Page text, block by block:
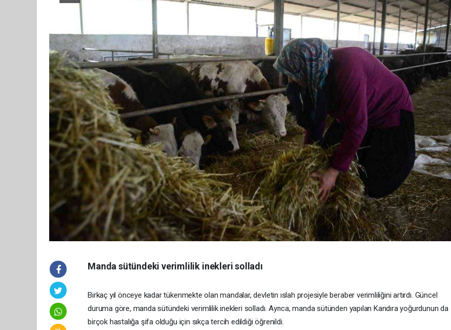
Manda sütündeki verimlilik inekleri solladı
Birkaç yıl önceye kadar tükenmekte olan mandalar, devletin ıslah projesiyle beraber verimliliğini artırdı. Güncel
duruma göre, manda sütündeki verimlilik inekleri solladı. Ayrıca, manda sütünden yapılan Kandıra yoğurdunun da
birçok hastalığa şifa olduğu için sıkça tercih edildiği öğrenildi.